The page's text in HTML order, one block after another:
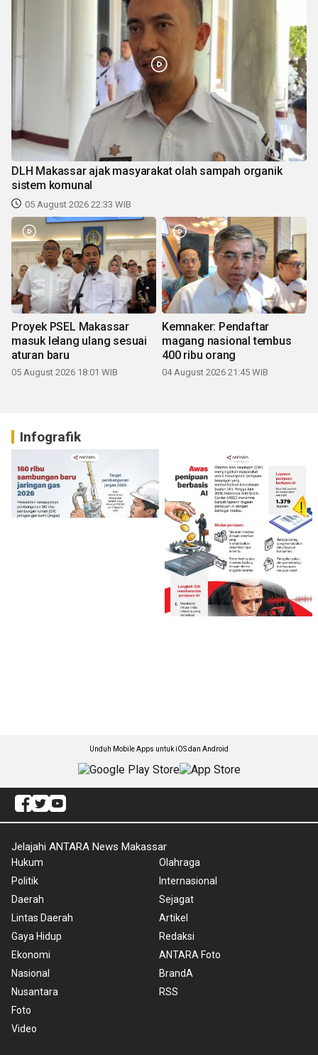
DLH Makassar ajak masyarakat olah sampah organik
sistem komunal
05 August 2026 22:33 WIB
Proyek PSEL Makassar
masuk lelang ulang sesuai
aturan baru
05 August 2026 18:01 WIB
Kemnaker: Pendaftar
magang nasional tembus
400 ribu orang
04 August 2026 21:45 WIB
Infografik
Unduh Mobile Apps untuk iOS dan Android
Jelajahi ANTARA News Makassar
Hukum
Politik
Daerah
Lintas Daerah
Gaya Hidup
Ekonomi
Nasional
Nusantara
Foto
Video
Olahraga
Internasional
Sejagat
Artikel
Redaksi
ANTARA Foto
BrandA
RSS